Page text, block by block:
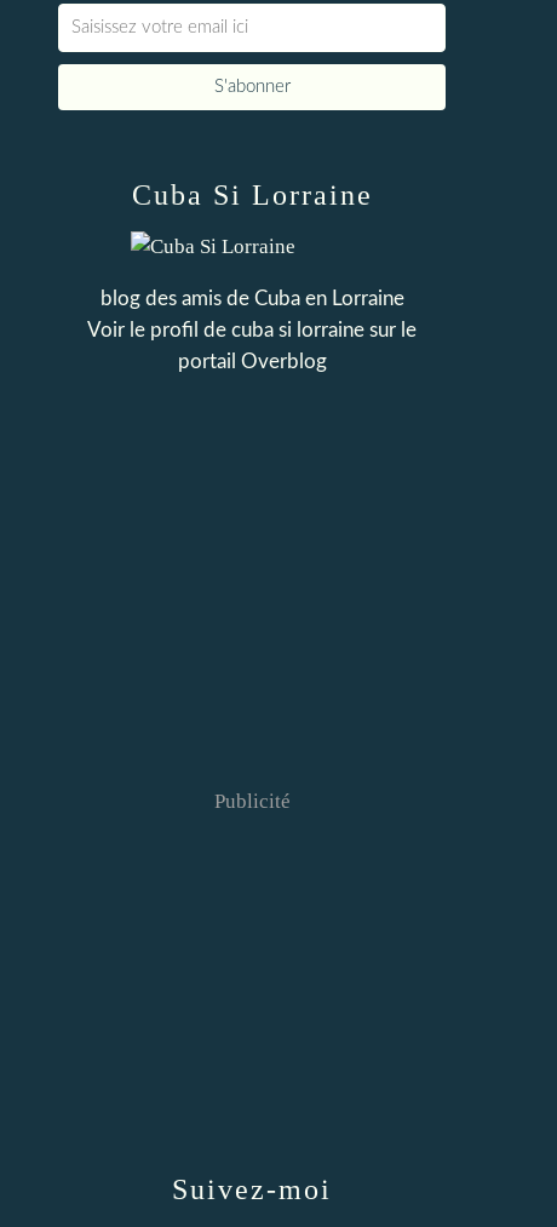
Cuba Si Lorraine
blog des amis de Cuba en Lorraine
Voir le profil de cuba si lorraine sur le
portail Overblog
Suivez-moi
Publicité